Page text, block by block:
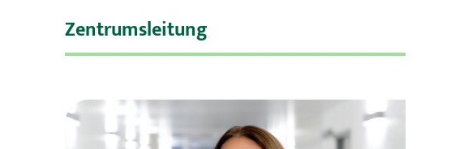
Zentrumsleitung